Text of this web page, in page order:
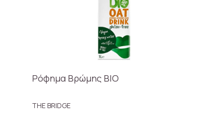
Ρόφημα Βρώμης ΒΙΟ
THE BRIDGE